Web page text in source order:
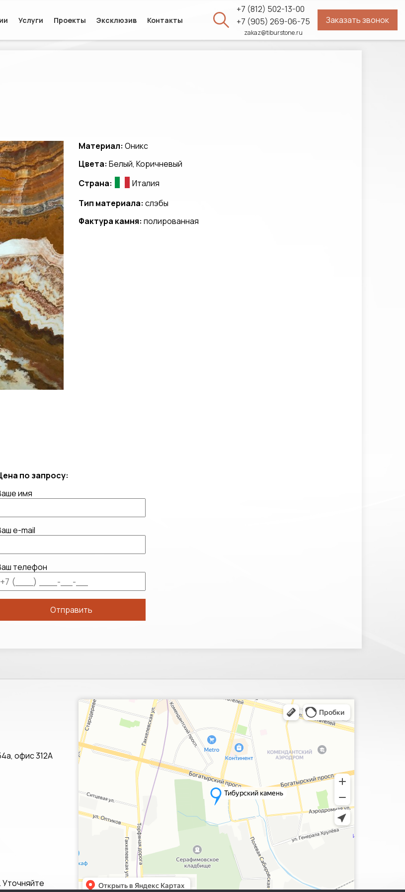
Услуги Проекты Эксклюзив Контакты
+7 (812) 502-13-00
+7 (905) 269-06-75
zakaz@tiburstone.ru
Заказать звонок
Материал: Оникс
Цвета: Белый, Коричневый
Страна:
Италия
Тип материала: слэбы
Фактура камня: полированная
по запросу:
имя
e-mail
телефон
офис 312А
Санкт‑Петербург
Яндекс.Карты — транспорт, навигация, поиск мест